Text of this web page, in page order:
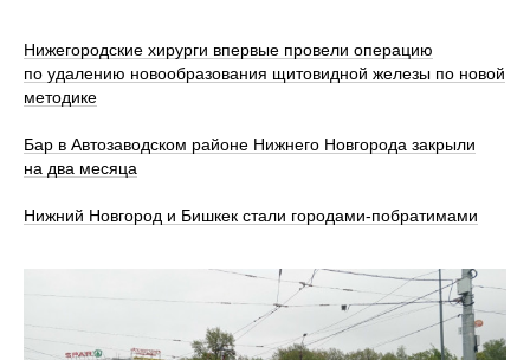
Нижегородские хирурги впервые провели операцию
по удалению новообразования щитовидной железы по новой
методике
Бар в Автозаводском районе Нижнего Новгорода закрыли
на два месяца
Нижний Новгород и Бишкек стали городами-побратимами